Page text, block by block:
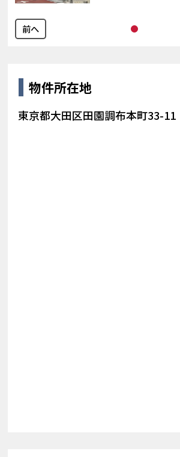
前へ
物件所在地
東京都大田区田園調布本町33-11